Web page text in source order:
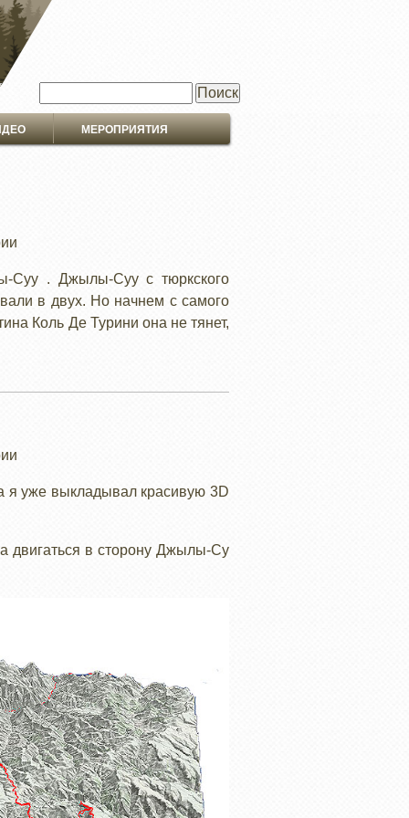
МЕРОПРИЯТИЯ
Суу . Джылы-Суу с тюркского
в двух. Но начнем с самого
Коль Де Турини она не тянет,
я уже выкладывал красивую 3D
двигаться в сторону Джылы-Су